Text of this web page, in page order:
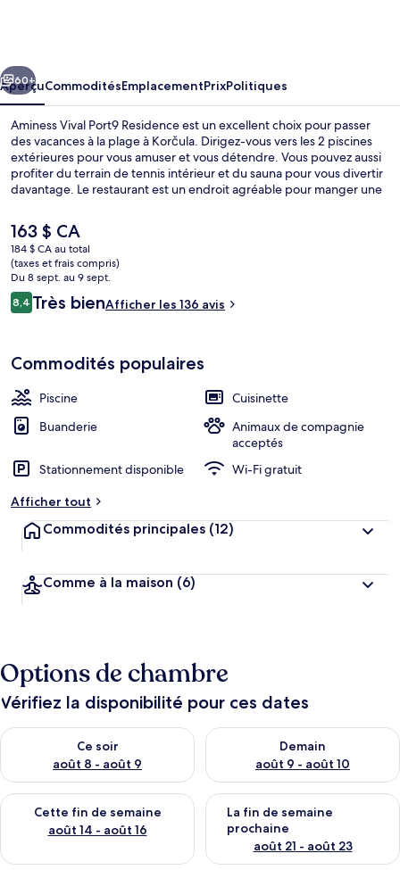
Residence
Suivant
60+
AperçuCommoditésEmplacementPrixPolitiques
Aminess Vival Port9 Residence est un excellent choix pour passer
des vacances à la plage à Korčula. Dirigez-vous vers les 2 piscines
extérieures pour vous amuser et vous détendre. Vous pouvez aussi
profiter du terrain de tennis intérieur et du sauna pour vous divertir
davantage. Le restaurant est un endroit agréable pour manger une
bars sur la plage et un bar attenant à la piscine. De plus, hôtels-
résidences offrent des cuisinettes et réfrigérateur.
Le
prix
actuel
est
de 163 $ CA
163 $ CA
184 $ CA au total
(taxes et frais compris)
Du 8 sept. au 9 sept.
Avis
8,48,4 sur 10 –
Très bienAfficher les 136 avis
Commodités populaires
Piscine
Cuisinette
Buanderie
Animaux de compagnie
acceptés
Stationnement disponible
Wi-Fi gratuit
Afficher tout
Commodités principales (12)
Comme à la maison (6)
Options de chambre
Vérifiez la disponibilité pour ces dates
Ce soir
août 8 - août 9
Vérifier la disponibilité pour ce soir août 8 - août 9
Demain
août 9 - août 10
Vérifier la disponibilité pour
Cette fin de semaine
août 14 - août 16
Vérifier la disponibilité pour cette fin de semaine août 14 -
La fin de semaine
prochaine
août 21 - août 23
Vérifier la disponibilité pour